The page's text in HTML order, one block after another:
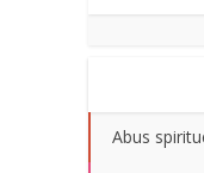
Abus